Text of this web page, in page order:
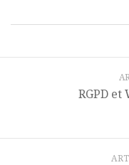
RGPD et